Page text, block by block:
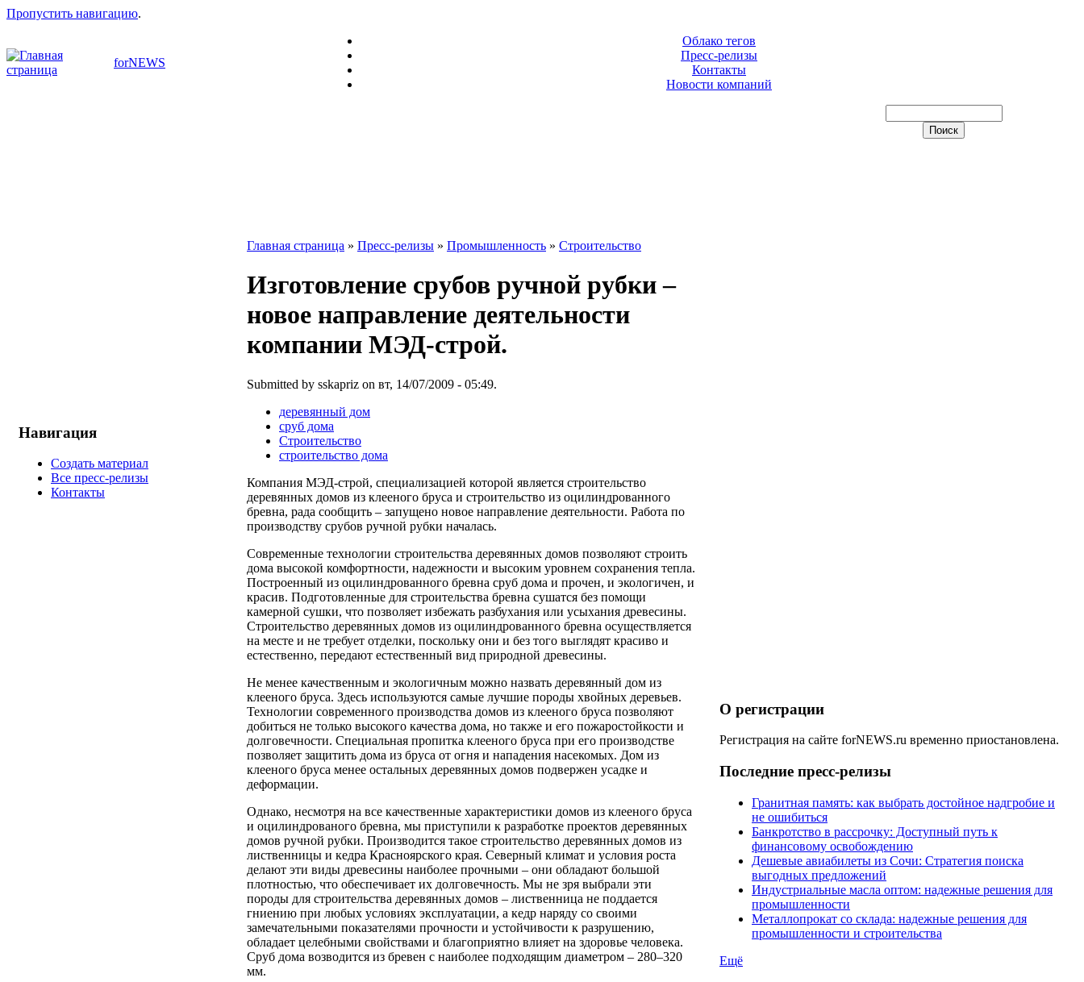
Пропустить навигацию.
forNEWS
Облако тегов
Пресс-релизы
Контакты
Новости компаний
Навигация
Создать материал
Все пресс-релизы
Контакты
Главная страница » Пресс-релизы » Промышленность » Строительство
Изготовление срубов ручной рубки –
новое направление деятельности
компании МЭД-строй.
Submitted by sskapriz on вт, 14/07/2009 - 05:49.
деревянный дом
сруб дома
Строительство
строительство дома
Компания МЭД-строй, специализацией которой является строительство
деревянных домов из клееного бруса и строительство из оцилиндрованного
бревна, рада сообщить – запущено новое направление деятельности. Работа по
производству срубов ручной рубки началась.
Современные технологии строительства деревянных домов позволяют строить
дома высокой комфортности, надежности и высоким уровнем сохранения тепла.
Построенный из оцилиндрованного бревна сруб дома и прочен, и экологичен, и
красив. Подготовленные для строительства бревна сушатся без помощи
камерной сушки, что позволяет избежать разбухания или усыхания древесины.
Строительство деревянных домов из оцилиндрованного бревна осуществляется
на месте и не требует отделки, поскольку они и без того выглядят красиво и
естественно, передают естественный вид природной древесины.
Не менее качественным и экологичным можно назвать деревянный дом из
клееного бруса. Здесь используются самые лучшие породы хвойных деревьев.
Технологии современного производства домов из клееного бруса позволяют
добиться не только высокого качества дома, но также и его пожаростойкости и
долговечности. Специальная пропитка клееного бруса при его производстве
позволяет защитить дома из бруса от огня и нападения насекомых. Дом из
клееного бруса менее остальных деревянных домов подвержен усадке и
деформации.
Однако, несмотря на все качественные характеристики домов из клееного бруса
и оцилиндрованого бревна, мы приступили к разработке проектов деревянных
домов ручной рубки. Производится такое строительство деревянных домов из
лиственницы и кедра Красноярского края. Северный климат и условия роста
делают эти виды древесины наиболее прочными – они обладают большой
плотностью, что обеспечивает их долговечность. Мы не зря выбрали эти
породы для строительства деревянных домов – лиственница не поддается
гниению при любых условиях эксплуатации, а кедр наряду со своими
замечательными показателями прочности и устойчивости к разрушению,
обладает целебными свойствами и благоприятно влияет на здоровье человека.
Сруб дома возводится из бревен с наиболее подходящим диаметром – 280–320
мм.
О регистрации
Регистрация на сайте forNEWS.ru временно приостановлена.
Последние пресс-релизы
Гранитная память: как выбрать достойное надгробие и
не ошибиться
Банкротство в рассрочку: Доступный путь к
финансовому освобождению
Дешевые авиабилеты из Сочи: Стратегия поиска
выгодных предложений
Индустриальные масла оптом: надежные решения для
промышленности
Металлопрокат со склада: надежные решения для
промышленности и строительства
Ещё